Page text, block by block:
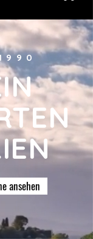
ansehen